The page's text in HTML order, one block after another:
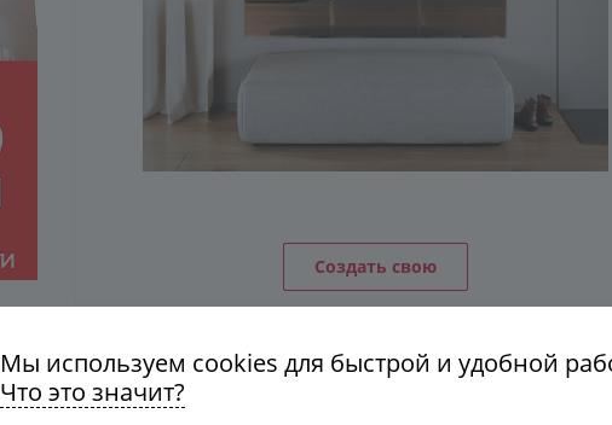
Создать свою
Мы используем cookies для быстрой и удобной
Что это значит?